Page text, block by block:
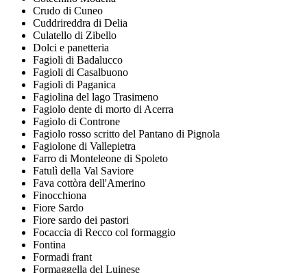
Crudo di Cuneo
Cuddrireddra di Delia
Culatello di Zibello
Dolci e panetteria
Fagioli di Badalucco
Fagioli di Casalbuono
Fagioli di Paganica
Fagiolina del lago Trasimeno
Fagiolo dente di morto di Acerra
Fagiolo di Controne
Fagiolo rosso scritto del Pantano di Pignola
Fagiolone di Vallepietra
Farro di Monteleone di Spoleto
Fatulì della Val Saviore
Fava cottòra dell'Amerino
Finocchiona
Fiore Sardo
Fiore sardo dei pastori
Focaccia di Recco col formaggio
Fontina
Formadi frant
Formaggella del Luinese